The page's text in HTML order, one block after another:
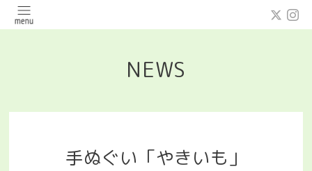
NEWS
手ぬぐい「やきいも」